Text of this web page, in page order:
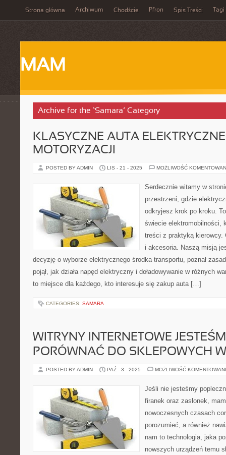
Strona główna Archiwum Chodźcie Pfron Spis Treści Tagi
MAM
Archive for the ‘Samara’ Category
KLASYCZNE AUTA
MOTORYZACJI
POSTED BY ADMIN LIS - 21 - 2025 MOŻLIWOŚĆ
Serdecznie witamy w
przestrzeni, gdzie
odkryjesz krok po kroku.
świecie elektromobilności,
treści z praktyką kierowcy.
i akcesoria. Naszą misją
decyzję o wyborze elektrycznego środka transportu, poznał
pojął, jak działa napęd elektryczny i doładowywanie w różnych
to miejsce dla każdego, kto interesuje się zakup auta […]
CATEGORIES: SAMARA
WITRYNY INTERNETOWE
PORÓWNAĆ DO SKLEPOWYCH
POSTED BY ADMIN PAŹ - 3 - 2025 MOŻLIWOŚĆ
Jeśli nie jesteśmy
firanek oraz zasłonek,
nowoczesnych czasach
porozumieć, a również
nam to technologia, jaka
nowszych urządzeń temu